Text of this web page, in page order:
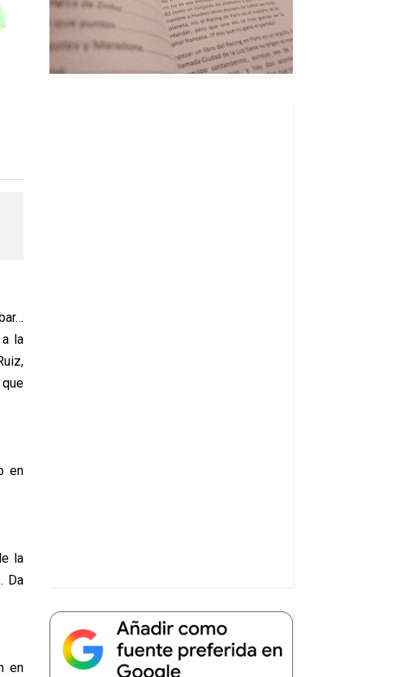
la
en
la
Da
en